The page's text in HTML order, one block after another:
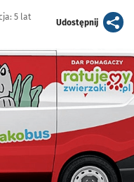
5 lat
Udostępnijartykuł